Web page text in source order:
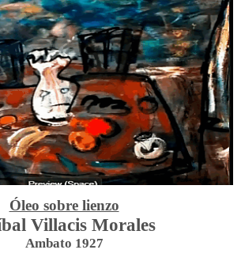
Óleo sobre lienzo
Villacis Morales
Ambato 1927